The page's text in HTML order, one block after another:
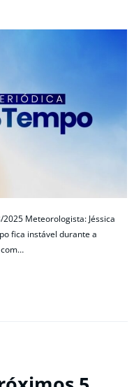
Meteorologista: Jéssica
fica instável durante a